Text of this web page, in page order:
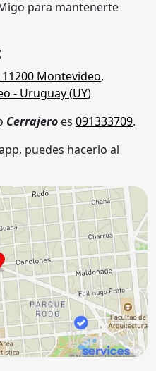
para mantenerte
11200 Montevideo,
- Uruguay (UY)
Cerrajero es 091333709.
puedes hacerlo al